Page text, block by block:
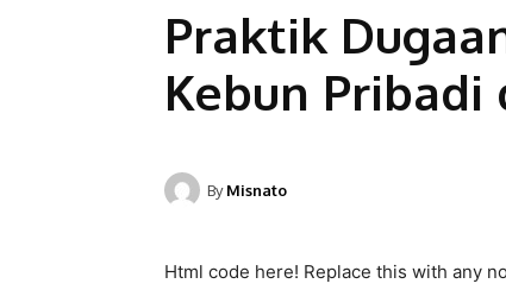
Praktik
Kebun
By Misnato
Html code here! Replace this with any